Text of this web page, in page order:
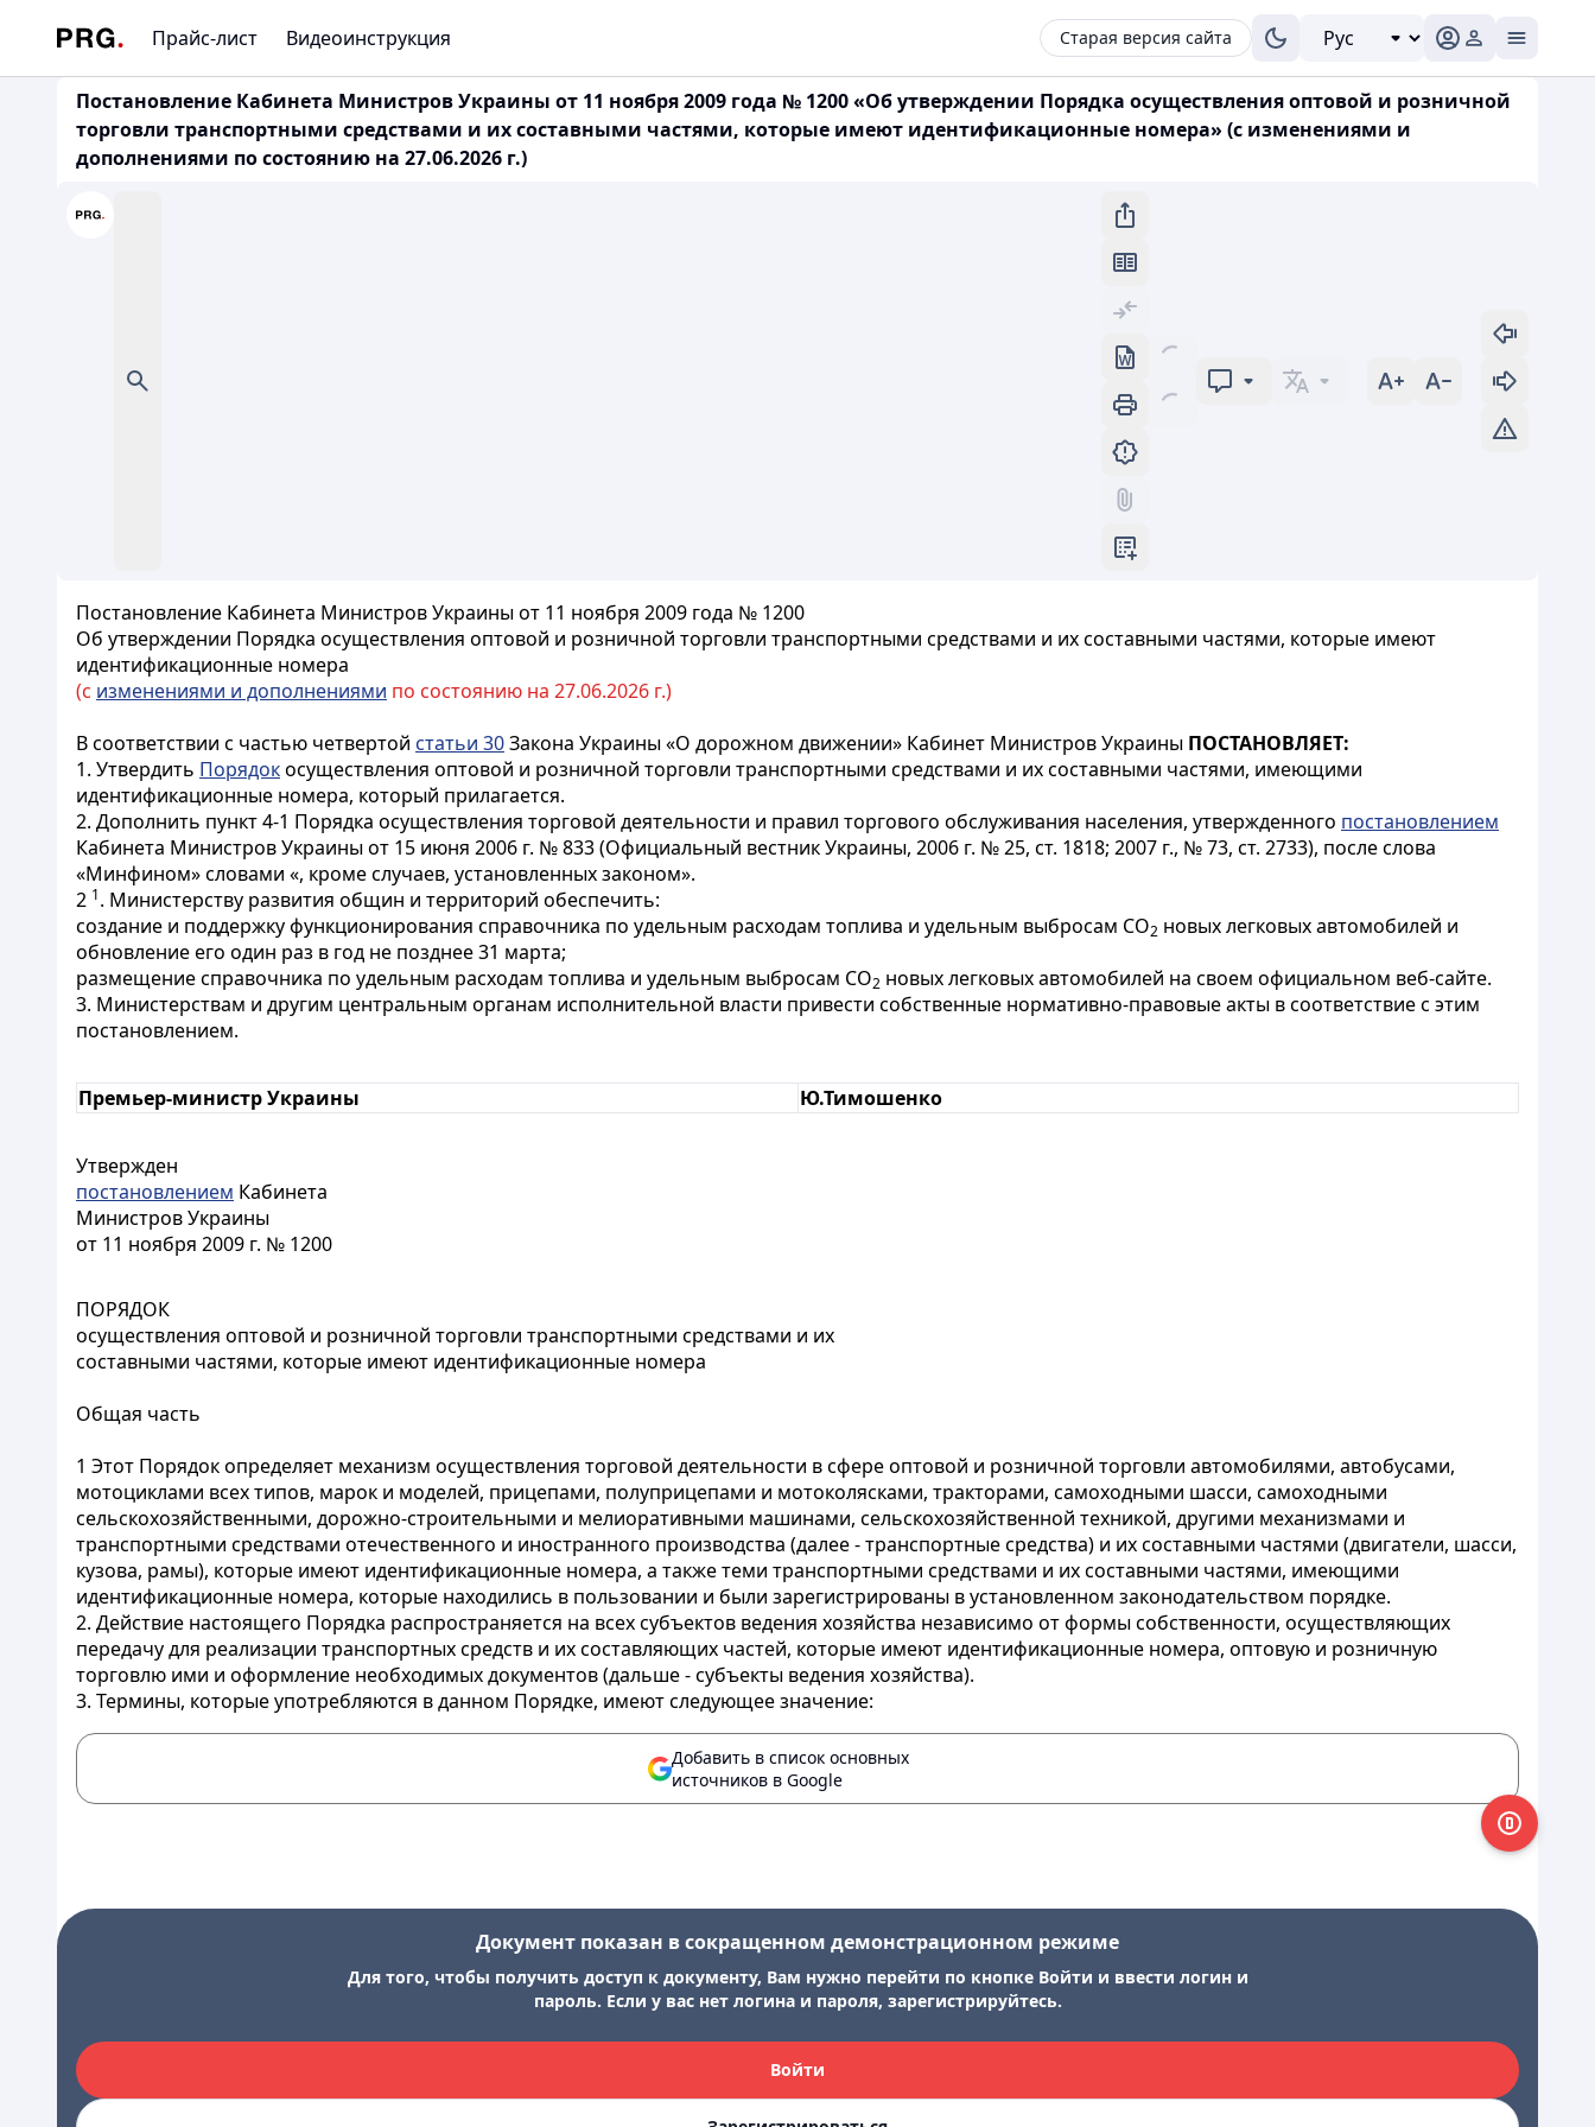
Прайс-лист Видеоинструкция Старая версия сайта
Постановление Кабинета Министров Украины от 11 ноября 2009 года № 1200 «Об утверждении Порядка осуществления оптовой и розничной
торговли транспортными средствами и их составными частями, которые имеют идентификационные номера» (с изменениями и
дополнениями по состоянию на 27.06.2026 г.)
Постановление Кабинета Министров Украины от 11 ноября 2009 года № 1200
Об утверждении Порядка осуществления оптовой и розничной торговли транспортными средствами и их составными частями, которые имеют
идентификационные номера
(с изменениями и дополнениями по состоянию на 27.06.2026 г.)
В соответствии с частью четвертой статьи 30Закона Украины «О дорожном движении» Кабинет Министров Украины ПОСТАНОВЛЯЕТ:
1. Утвердить Порядокосуществления оптовой и розничной торговли транспортными средствами и их составными частями, имеющими
идентификационные номера, который прилагается.
2. Дополнить пункт 4-1 Порядка осуществления торговой деятельности и правил торгового обслуживания населения, утвержденного постановлением
Кабинета Министров Украины от 15 июня 2006 г. № 833 (Официальный вестник Украины, 2006 г. № 25, ст. 1818; 2007 г., № 73, ст. 2733), после слова
«Минфином» словами «, кроме случаев, установленных законом».
2 1. Министерству развития общин и территорий обеспечить:
создание и поддержку функционирования справочника по удельным расходам топлива и удельным выбросам CO2 новых легковых автомобилей и
обновление его один раз в год не позднее 31 марта;
размещение справочника по удельным расходам топлива и удельным выбросам CO2 новых легковых автомобилей на своем официальном веб-сайте.
3. Министерствам и другим центральным органам исполнительной власти привести собственные нормативно-правовые акты в соответствие с этим
постановлением.
Премьер-министр Украины Ю.Тимошенко
Утвержден
постановлением Кабинета
Министров Украины
от 11 ноября 2009 г. № 1200
ПОРЯДОК
осуществления оптовой и розничной торговли транспортными средствами и их
составными частями, которые имеют идентификационные номера
Общая часть
1 Этот Порядок определяет механизм осуществления торговой деятельности в сфере оптовой и розничной торговли автомобилями, автобусами,
мотоциклами всех типов, марок и моделей, прицепами, полуприцепами и мотоколясками, тракторами, самоходными шасси, самоходными
сельскохозяйственными, дорожно-строительными и мелиоративными машинами, сельскохозяйственной техникой, другими механизмами и
транспортными средствами отечественного и иностранного производства (далее - транспортные средства) и их составными частями (двигатели, шасси,
кузова, рамы), которые имеют идентификационные номера, а также теми транспортными средствами и их составными частями, имеющими
идентификационные номера, которые находились в пользовании и были зарегистрированы в установленном законодательством порядке.
2. Действие настоящего Порядка распространяется на всех субъектов ведения хозяйства независимо от формы собственности, осуществляющих
передачу для реализации транспортных средств и их составляющих частей, которые имеют идентификационные номера, оптовую и розничную
торговлю ими и оформление необходимых документов (дальше - субъекты ведения хозяйства).
3. Термины, которые употребляются в данном Порядке, имеют следующее значение:
Добавить в список основных
источников в Google
Документ показан в сокращенном демонстрационном режиме
Для того, чтобы получить доступ к документу, Вам нужно перейти по кнопке Войти и ввести логин и
пароль. Если у вас нет логина и пароля, зарегистрируйтесь.
Войти